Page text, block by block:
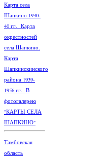
Карта села
Шапкино 1930-
40 гг. Карта
окрестностей
села Шапкино.
Карта
Шапкинскинского
района 1939-
1956 гг. В
фотогалерею
"КАРТЫ СЕЛА
ШАПКИНО"
Тамбовская
область